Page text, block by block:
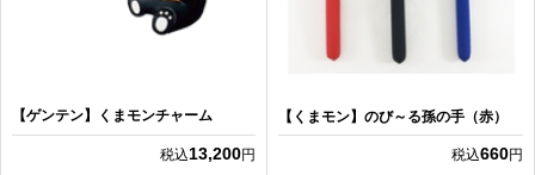
【ゲンテン】くまモンチャーム
税込13,200円
【くまモン】のび～る孫の手（赤）
税込660円